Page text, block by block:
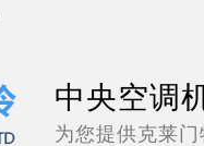
中央空调
为您提供克莱